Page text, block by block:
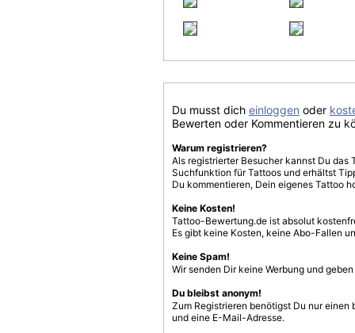
Du musst dich einloggen oder
Bewerten oder Kommentieren zu
Warum registrieren?
Als registrierter Besucher kannst Du
Suchfunktion für Tattoos und erhältst
Du kommentieren, Dein eigenes Tattoo
Keine Kosten!
Tattoo-Bewertung.de ist absolut
Es gibt keine Kosten, keine Abo-Fallen
Keine Spam!
Wir senden Dir keine Werbung und
Du bleibst anonym!
Zum Registrieren benötigst Du nur einen
und eine E-Mail-Adresse.